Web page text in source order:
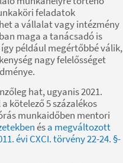
feladatok
a vállalat vagy intézmény
maga a tanácsadó is
így például megértőbbé válik,
nagy felelősséget
hat, ugyanis 2021.
kötelező 5 százalékos
munkaidőben mentori
ésa megváltozott
évi CXCI. törvény 22-24. §-